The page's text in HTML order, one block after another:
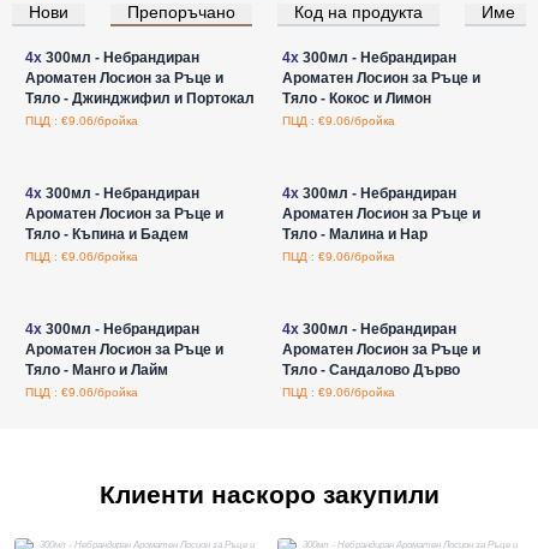
Нови Препоръчано Код на продукта Име
Влезте за цени на едро
4x300мл - Небрандиран
Ароматен Лосион за Ръце и
Тяло - Джинджифил и Портокал
ПЦД : €9.06/бройка
Влезте за цени на едро
4x300мл - Небрандиран
Ароматен Лосион за Ръце и
Тяло - Кокос и Лимон
ПЦД : €9.06/бройка
4x300мл - Небрандиран
Ароматен Лосион за Ръце и
Тяло - Къпина и Бадем
ПЦД : €9.06/бройка
4x300мл - Небрандиран
Ароматен Лосион за Ръце и
Тяло - Малина и Нар
ПЦД : €9.06/бройка
4x300мл - Небрандиран
Ароматен Лосион за Ръце и
Тяло - Манго и Лайм
ПЦД : €9.06/бройка
4x300мл - Небрандиран
Ароматен Лосион за Ръце и
Тяло - Сандалово Дърво
ПЦД : €9.06/бройка
Клиенти наскоро закупили